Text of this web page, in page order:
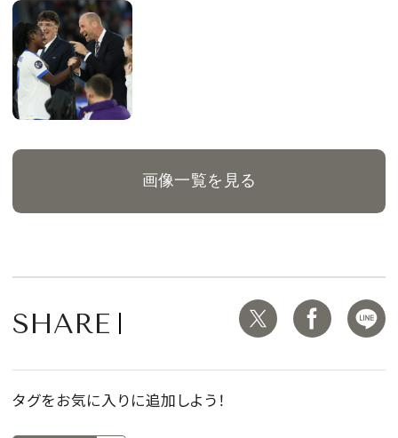
画像一覧を見る
SHARE
タグをお気に入りに追加しよう！